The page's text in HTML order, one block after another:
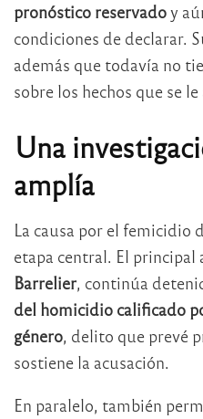
pronóstico reservadoy
condiciones de declarar.
además que todavía no
sobre los hechos que se
Una
amplía
La causa por el femicidio
etapa central. El principal
Barrelier, continúa
del homicidio calificado
género, delito que prevé
sostiene la acusación.
En paralelo, también